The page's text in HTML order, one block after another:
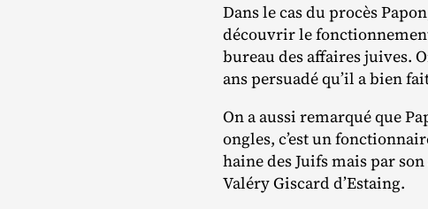
Dans le cas du procès
découvrir le
bureau des affaires juives.
ans persuadé qu’il a bien
On a aussi remarqué que
ongles, c’est un
haine des Juifs mais par
Valéry Giscard d’Estaing.